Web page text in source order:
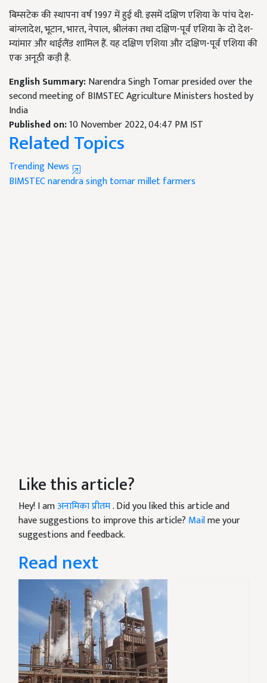
बिम्सटेक की स्थापना वर्ष 1997 में हुई थी. इसमें दक्षिण एशिया के पांच देश-
बांग्लादेश,भूटान,भारत,नेपाल,श्रीलंका तथा दक्षिण-पूर्व एशिया के दो देश-
म्यांमार और थाईलैंड शामिल हैं. यह दक्षिण एशिया और दक्षिण-पूर्व एशिया की
एक अनूठी कड़ी है.
English Summary:Narendra Singh Tomar presided over the
second meeting of BIMSTEC Agriculture Ministers hosted by
India
Published on:10 November 2022, 04:47 PM IST
Related Topics
Trending News
BIMSTECnarendra singh tomarmillet farmers
Like this article?
Hey! I amअनामिका प्रीतम. Did you liked this article and
have suggestions to improve this article? Mailme your
suggestions and feedback.
Read next